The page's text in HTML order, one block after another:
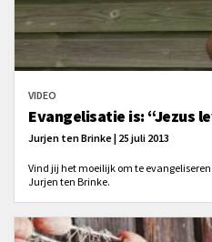
VIDEO
Evangelisatie is: “Jezus
Jurjen ten Brinke | 25 juli 2013
Vind jij het moeilijk om te
Jurjen ten Brinke.